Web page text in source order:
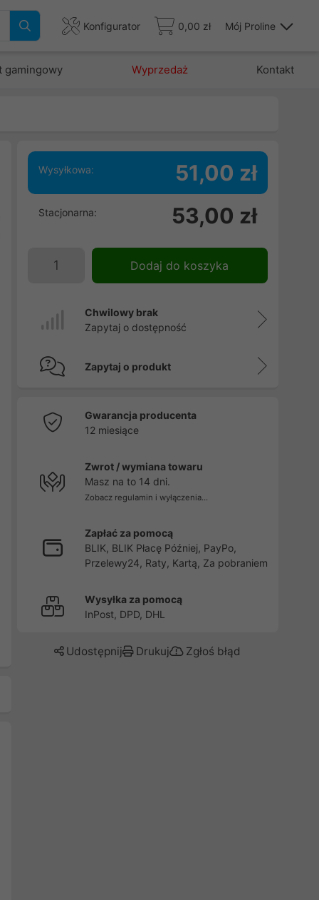
Konfigurator 0,00 zł Mój Proline
gamingowy Wyprzedaż Kontakt
Wysyłkowa: 51,00 zł
Stacjonarna: 53,00 zł
Dodaj do koszyka
Chwilowy brak
Zapytaj o dostępność
Zapytaj o produkt
Gwarancja producenta
12 miesiące
Zwrot / wymiana towaru
Masz na to 14 dni.
Zobacz regulamin i wyłączenia...
Zapłać za pomocą
BLIK, BLIK Płacę Później, PayPo,
Przelewy24, Raty, Kartą, Za pobraniem
Wysyłka za pomocą
InPost, DPD, DHL
Udostępnij Drukuj Zgłoś błąd